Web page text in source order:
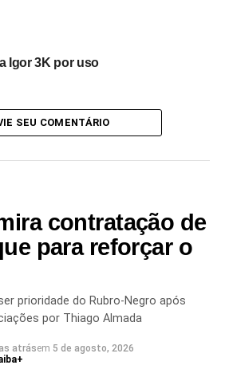
suas atenções nas quartas
mantendo vivo o sonho de
referência técnica, a seleção
confiança adquirida após
COPA DO MUNDO 2026
INTERNACIONAL
Igor 3K por uso
SEU COMENTÁRIO
contratação de
para reforçar o
prioridade do Rubro-Negro após
por Thiago Almada
atrásem 5 de agosto, 2026